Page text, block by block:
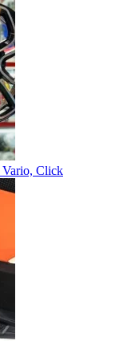
Vario, Click